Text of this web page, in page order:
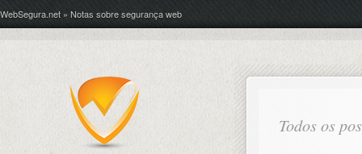
WebSegura.net » Notas sobre segurança web
Todos os